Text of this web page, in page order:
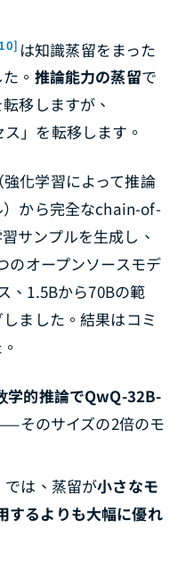
は知識蒸留をまった
。 推論能力の蒸留で
移しますが、
」を転移します。
化学習によって推論
）から完全なchain-of-
サンプルを生成し、
のオープンソースモデ
、1.5Bから70Bの範
ました。結果はコミ
学的推論でQwQ-32B-
そのサイズの2倍のモ
は、蒸留が小さなモ
するよりも大幅に優れ